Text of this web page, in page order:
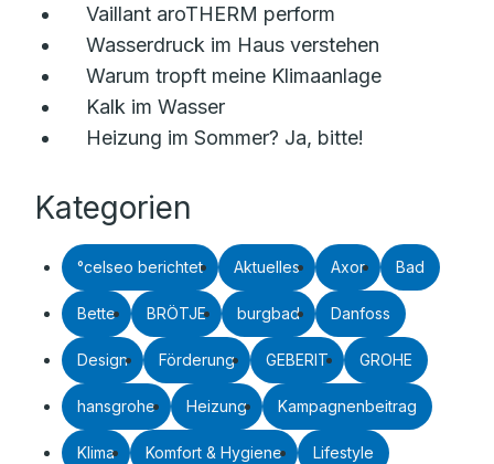
Vaillant aroTHERM perform
Wasserdruck im Haus verstehen
Warum tropft meine Klimaanlage
Kalk im Wasser
Heizung im Sommer? Ja, bitte!
Kategorien
°celseo berichtet Aktuelles Axor Bad
Bette BRÖTJE burgbad Danfoss
Design Förderung GEBERIT GROHE
hansgrohe Heizung Kampagnenbeitrag
Klima Komfort & Hygiene Lifestyle